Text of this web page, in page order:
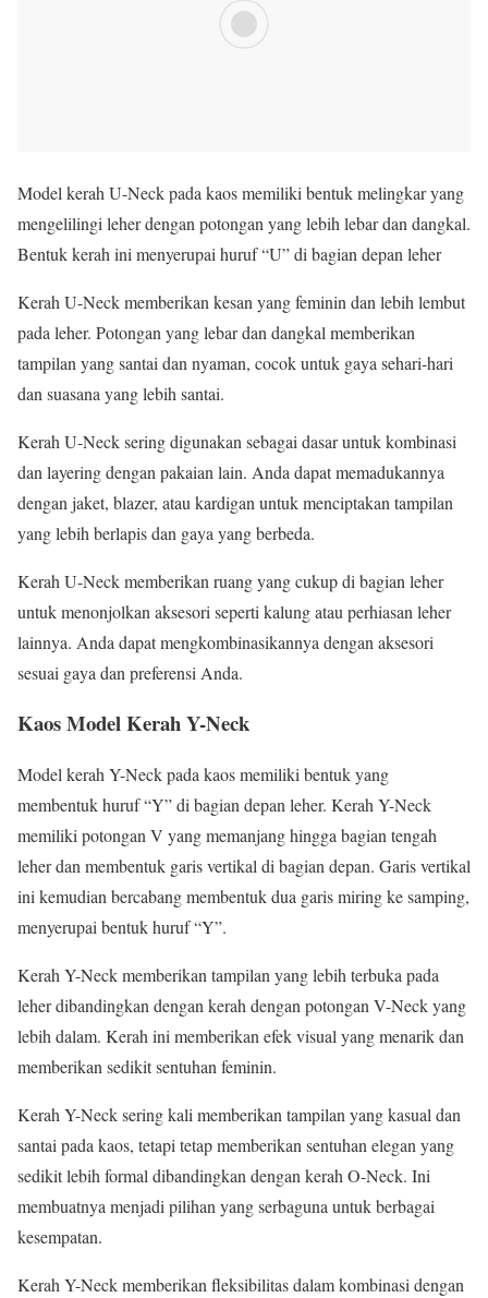
Model kerah U-Neck pada kaos memiliki bentuk melingkar yang
mengelilingi leher dengan potongan yang lebih lebar dan dangkal.
Bentuk kerah ini menyerupai huruf “U” di bagian depan leher
Kerah U-Neck memberikan kesan yang feminin dan lebih lembut
pada leher. Potongan yang lebar dan dangkal memberikan
tampilan yang santai dan nyaman, cocok untuk gaya sehari-hari
dan suasana yang lebih santai.
Kerah U-Neck sering digunakan sebagai dasar untuk kombinasi
dan layering dengan pakaian lain. Anda dapat memadukannya
dengan jaket, blazer, atau kardigan untuk menciptakan tampilan
yang lebih berlapis dan gaya yang berbeda.
Kerah U-Neck memberikan ruang yang cukup di bagian leher
untuk menonjolkan aksesori seperti kalung atau perhiasan leher
lainnya. Anda dapat mengkombinasikannya dengan aksesori
sesuai gaya dan preferensi Anda.
Kaos Model Kerah Y-Neck
Model kerah Y-Neck pada kaos memiliki bentuk yang
membentuk huruf “Y” di bagian depan leher. Kerah Y-Neck
memiliki potongan V yang memanjang hingga bagian tengah
leher dan membentuk garis vertikal di bagian depan. Garis vertikal
ini kemudian bercabang membentuk dua garis miring ke samping,
menyerupai bentuk huruf “Y”.
Kerah Y-Neck memberikan tampilan yang lebih terbuka pada
leher dibandingkan dengan kerah dengan potongan V-Neck yang
lebih dalam. Kerah ini memberikan efek visual yang menarik dan
memberikan sedikit sentuhan feminin.
Kerah Y-Neck sering kali memberikan tampilan yang kasual dan
santai pada kaos, tetapi tetap memberikan sentuhan elegan yang
sedikit lebih formal dibandingkan dengan kerah O-Neck. Ini
membuatnya menjadi pilihan yang serbaguna untuk berbagai
kesempatan.
Kerah Y-Neck memberikan fleksibilitas dalam kombinasi dengan